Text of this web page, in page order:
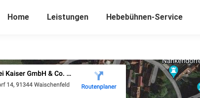
Home Leistungen Hebebühnen-Service